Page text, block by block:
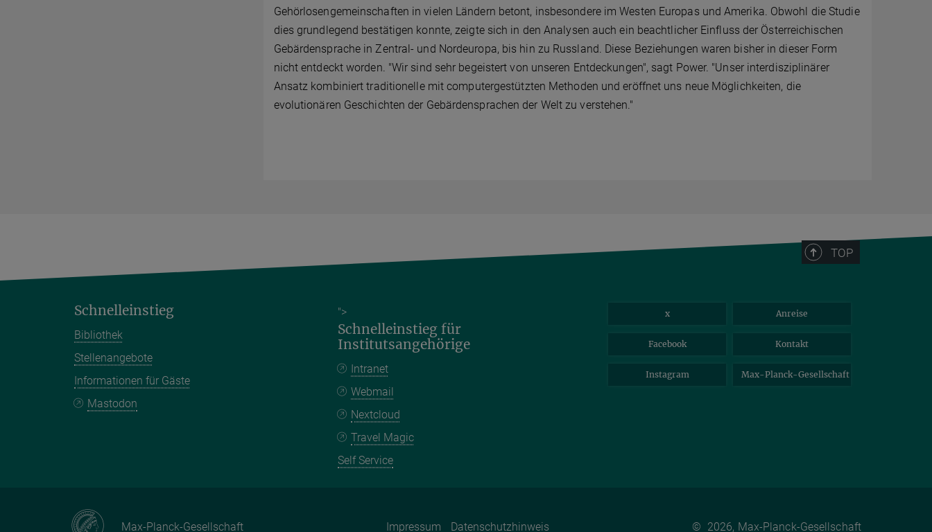
Gehörlosengemeinschaften in vielen Ländern betont, insbesondere im Westen Europas und Amerika. Obwohl die Studie
dies grundlegend bestätigen konnte, zeigte sich in den Analysen auch ein beachtlicher Einfluss der Österreichischen
Gebärdensprache in Zentral- und Nordeuropa, bis hin zu Russland. Diese Beziehungen waren bisher in dieser Form
nicht entdeckt worden. "Wir sind sehr begeistert von unseren Entdeckungen", sagt Power. "Unser interdisziplinärer
Ansatz kombiniert traditionelle mit computergestützten Methoden und eröffnet uns neue Möglichkeiten, die
evolutionären Geschichten der Gebärdensprachen der Welt zu verstehen."
TOP
Schnelleinstieg
Bibliothek
Stellenangebote
Informationen für Gäste
Mastodon
">
Schnelleinstieg für
Institutsangehörige
Intranet
Webmail
Nextcloud
Travel Magic
Self Service
x Anreise
Facebook Kontakt
Instagram Max-Planck-Gesellschaft
Max-Planck-Gesellschaft Impressum Datenschutzhinweis © 2026, Max-Planck-Gesellschaft